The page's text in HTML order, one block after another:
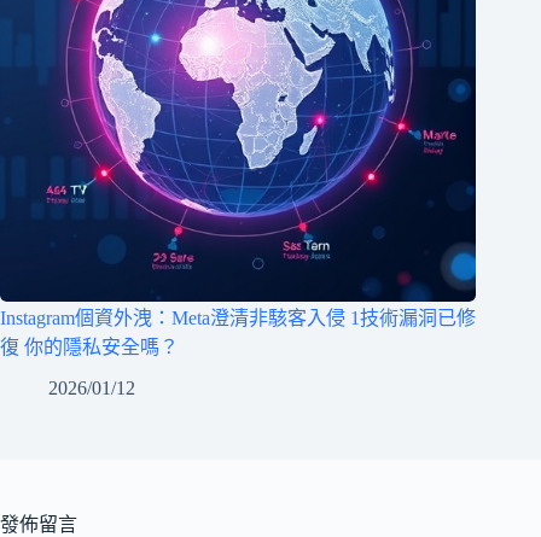
Instagram個資外洩：Meta澄清非駭客入侵 1技術漏洞已修
復 你的隱私安全嗎？
2026/01/12
發佈留言